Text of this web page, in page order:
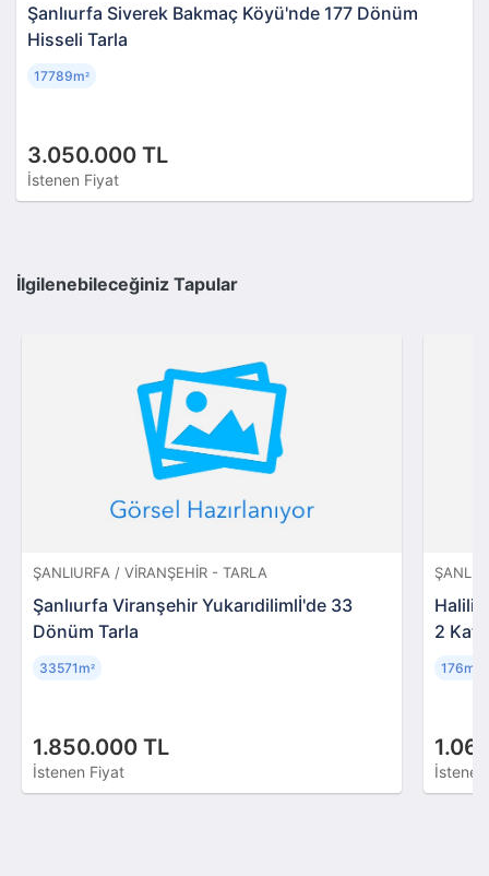
Şanlıurfa Siverek Bakmaç Köyü'nde 177 Dönüm
Hisseli Tarla
3.050.000 TL
İstenen Fiyat
17789m²
İlgilenebileceğiniz Tapular
ŞANLIURFA / VIRANŞEHIR - TARLA
Şanlıurfa Viranşehir Yukarıdilimlİ'de 33
Dönüm Tarla
1.850.000 TL
İstenen Fiyat
33571m²
2 Kat
176m